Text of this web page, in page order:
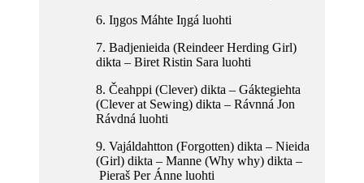
6. Iŋgos Máhte Iŋgá luohti
7. Badjenieida (Reindeer Herding Girl)
dikta – Biret Ristin Sara luohti
8. Čeahppi (Clever) dikta – Gáktegiehta
(Clever at Sewing) dikta – Rávnná Jon
Rávdná luohti
9. Vajáldahtton (Forgotten) dikta – Nieida
(Girl) dikta – Manne (Why why) dikta –
Pieraš Per Ánne luohti